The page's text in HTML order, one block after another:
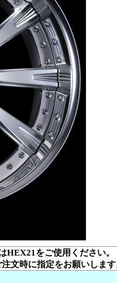
をご使用ください
文時に指定をお願いします